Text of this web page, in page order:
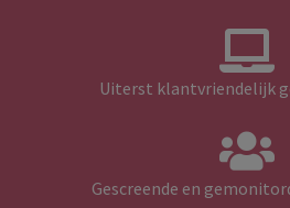
Uiterst klantvriendelijk
Gescreende en